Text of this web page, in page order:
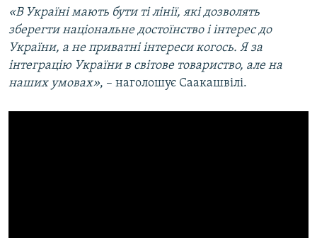
«В Україні мають бути ті лінії, які дозволять
зберегти національне достоїнство і інтерес до
України, а не приватні інтереси когось. Я за
інтеграцію України в світове товариство, але на
наших умовах», – наголошує Саакашвілі.